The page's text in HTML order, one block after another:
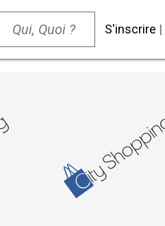
S'inscrire |